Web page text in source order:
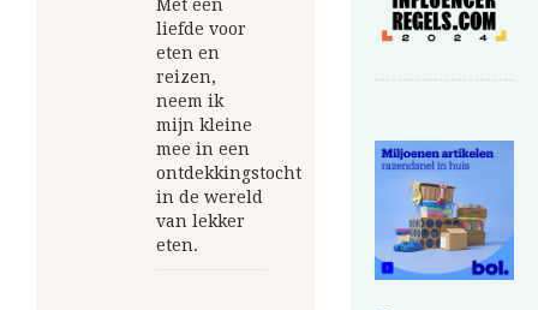
Met een
liefde voor
eten en
reizen,
neem ik
mijn kleine
mee in een
ontdekkingstocht
in de wereld
van lekker
eten.